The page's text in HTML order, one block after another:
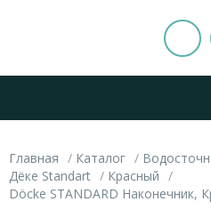
Главная Каталог
Дёке Standart
Красный
Döcke STANDARD Наконечник,